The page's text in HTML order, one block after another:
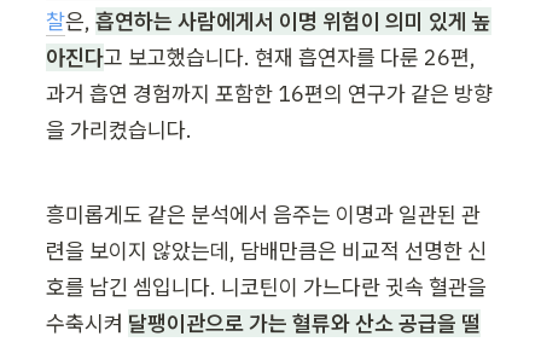
찰은, 흡연하는 사람에게서 이명 위험이 의미 있게 높
아진다고 보고했습니다. 현재 흡연자를 다룬 26편,
과거 흡연 경험까지 포함한 16편의 연구가 같은 방향
을 가리켰습니다.
흥미롭게도 같은 분석에서 음주는 이명과 일관된 관
련을 보이지 않았는데, 담배만큼은 비교적 선명한 신
호를 남긴 셈입니다. 니코틴이 가느다란 귓속 혈관을
수축시켜 달팽이관으로 가는 혈류와 산소 공급을 떨